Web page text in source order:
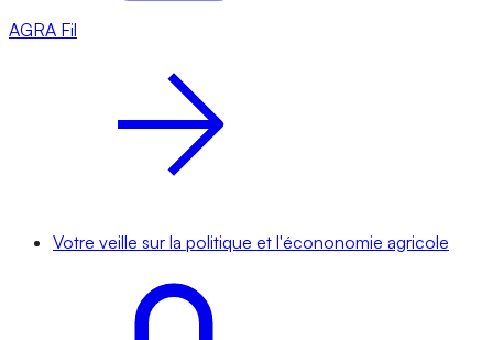
AGRA Fil
Votre veille sur la politique et l'écononomie agricole